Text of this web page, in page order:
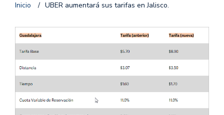
Inicio / UBER aumentará sus tarifas en Jalisco.